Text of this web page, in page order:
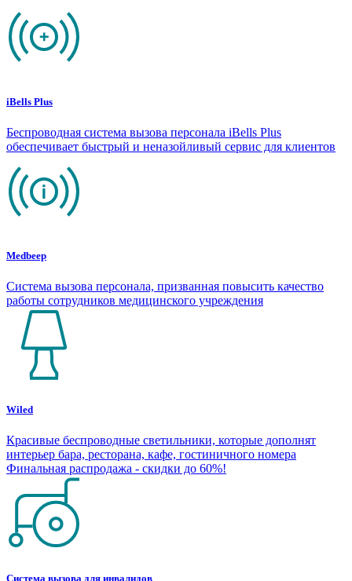
iBells Plus
Беспроводная система вызова персонала iBells Plus
обеспечивает быстрый и неназойливый сервис для клиентов
Medbeep
Система вызова персонала, призванная повысить качество
работы сотрудников медицинского учреждения
Wiled
Красивые беспроводные светильники, которые дополнят
интерьер бара, ресторана, кафе, гостиничного номера
Финальная распродажа - скидки до 60%!
Система вызова для инвалидов